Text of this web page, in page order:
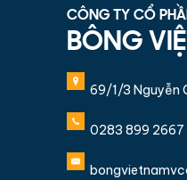
CÔNG TY CỔ
BÔNG
69/1/3 Nguyễn
0283 899 2667